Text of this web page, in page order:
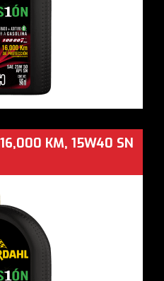
KM, 15W40 SN